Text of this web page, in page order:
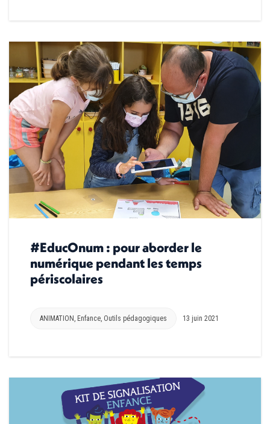
#EducOnum : pour aborder le
numérique pendant les temps
périscolaires
ANIMATION Enfance Outils pédagogiques 13 juin 2021